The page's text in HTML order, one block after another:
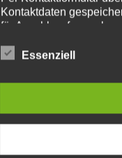
Kontaktdaten
für Anschlussfragen
Die Verarbeitung der in
DSGVO). Ein Widerruf
möglich. Für den
Über das
uns zur Löschung
Essenziell